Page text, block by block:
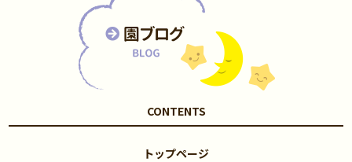
CONTENTS
トップページ